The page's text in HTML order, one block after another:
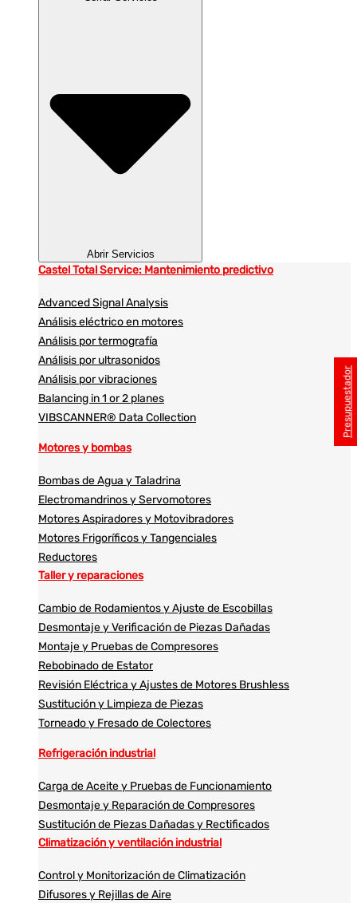
Abrir Servicios
Castel Total Service: Mantenimiento predictivo
Advanced Signal Analysis
Análisis eléctrico en motores
Análisis por termografía
Análisis por ultrasonidos​​
Análisis por vibraciones
Balancing in 1 or 2 planes
VIBSCANNER® Data Collection
Motores y bombas
Bombas de Agua y Taladrina
Electromandrinos y Servomotores
Motores Aspiradores y Motovibradores
Motores Frigoríficos y Tangenciales
Reductores
Taller y reparaciones
Cambio de Rodamientos y Ajuste de Escobillas
Desmontaje y Verificación de Piezas Dañadas
Montaje y Pruebas de Compresores
Rebobinado de Estator
Revisión Eléctrica y Ajustes de Motores Brushless
Sustitución y Limpieza de Piezas
Torneado y Fresado de Colectores
Refrigeración industrial
Carga de Aceite y Pruebas de Funcionamiento
Desmontaje y Reparación de Compresores
Sustitución de Piezas Dañadas y Rectificados
Climatización y ventilación industrial
Control y Monitorización de Climatización
Difusores y Rejillas de Aire
Presupuestador